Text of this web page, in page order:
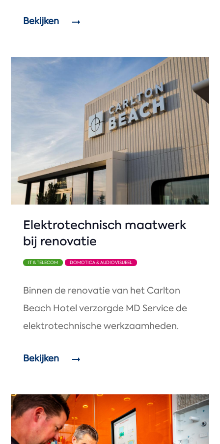
Bekijken
Elektrotechnisch maatwerk
bij renovatie
IT & TELECOM DOMOTICA & AUDIOVISUEEL
Binnen de renovatie van het Carlton
Beach Hotel verzorgde MD Service de
elektrotechnische werkzaamheden.
Bekijken